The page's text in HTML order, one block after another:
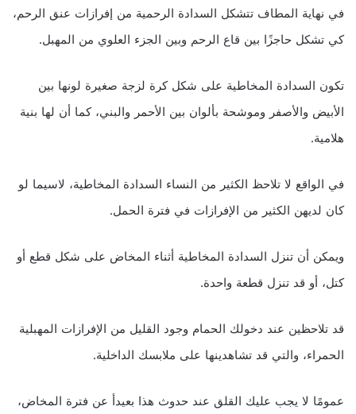
في نهاية المطاف تتشكل السدادة الرحمية من إفرازات عنق الرحم،
كي تشكل حاجزًا بين قاع الرحم وبين الجزء العلوي من المهبل.
تكون السدادة المخاطية على شكل كرة لزجة صغيرة لونها بين
الأبيض والأصفر وموشحة بألوان بين الأحمر والبني، كما أن لها بنية
هلامية.
في الواقع لا تلاحظ الكثير من النساء السدادة المخاطية، لاسيما لو
كان لديهن الكثير من الإفرازات في فترة الحمل.
ويمكن أن تنزل السدادة المخاطية أثناء المخاض على شكل قطع أو
كتل، أو قد تنزل قطعة واحدة.
قد تلاحظين عند دخولك الحمام وجود القليل من الإفرازات المهبلية
الحمراء، والتي قد تشاهدينها على ملابسك الداخلية.
عمومًا لا يجب عليك القلق عند حدوث هذا بعيدأ عن فترة المخاض،